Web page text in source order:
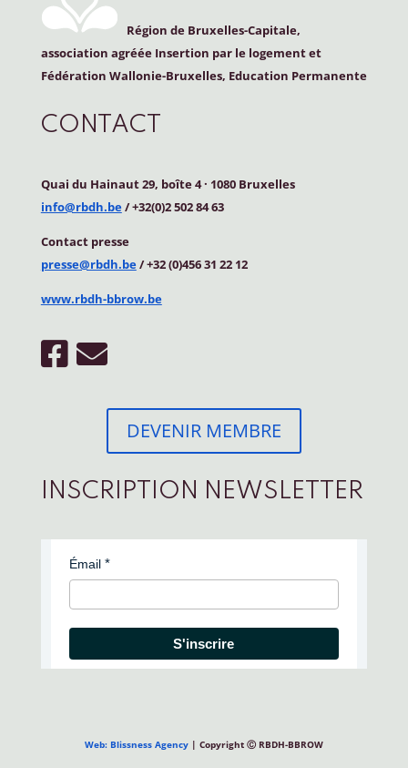
Région de Bruxelles-Capitale,
association agréée Insertion par le logement et
Fédération Wallonie-Bruxelles, Education Permanente
CONTACT
Quai du Hainaut 29, boîte 4· 1080 Bruxelles
info@rbdh.be/ +32(0)2 502 84 63
Contact presse
presse@rbdh.be/ +32 (0)456 31 22 12
www.rbdh-bbrow.be
DEVENIR MEMBRE
INSCRIPTION NEWSLETTER
Émail
S'inscrire
Web: Blissness Agency| Copyright Ⓒ RBDH-BBROW